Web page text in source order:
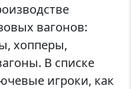
вагонов:
хопперы,
В списке
игроки, как